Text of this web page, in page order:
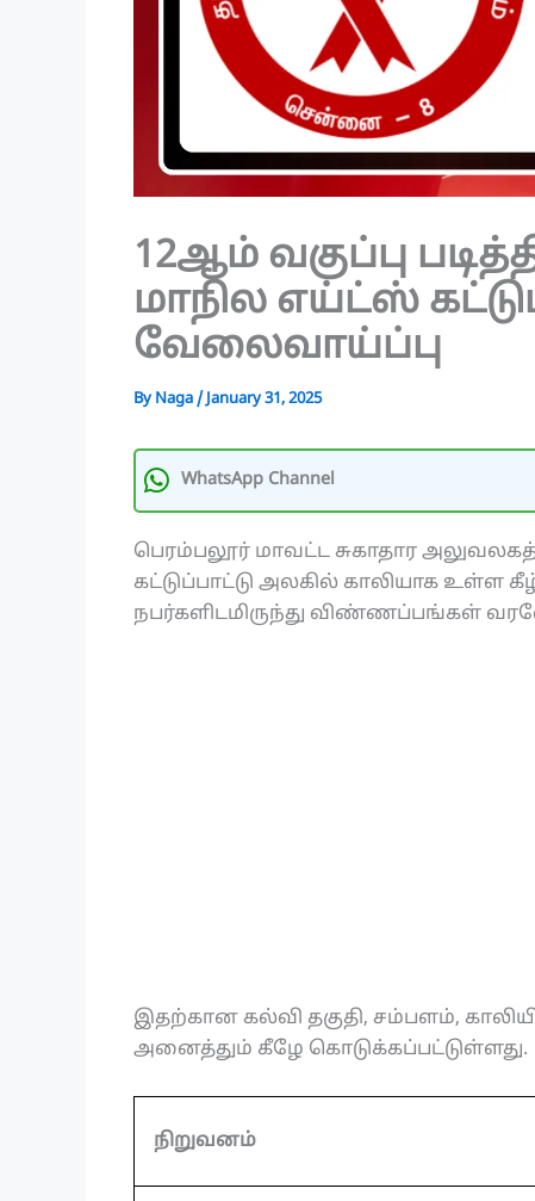
12ஆம் வகுப்பு
மாநில எய்ட்ஸ்
வேலைவாய்ப்பு
By Naga/January 31, 2025
WhatsApp Channel
பெரம்பலூர் மாவட்ட சுகாதார
கட்டுப்பாட்டு அலகில் காலியாக உள்ள
நபர்களிடமிருந்து விண்ணப்பங்கள்
இதற்கான கல்வி தகுதி, சம்பளம்,
அனைத்தும் கீழே கொடுக்கப்பட்டுள்ளது.
நிறுவனம்